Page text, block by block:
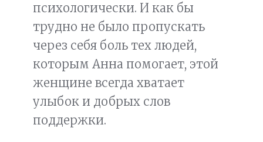
психологически. И как бы
трудно не было пропускать
через себя боль тех людей,
которым Анна помогает, этой
женщине всегда хватает
улыбок и добрых слов
поддержки.